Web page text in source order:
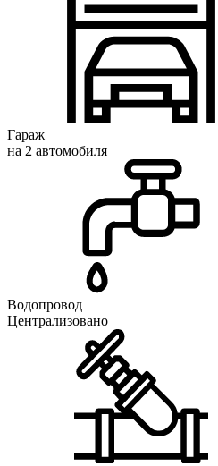
Гараж
на 2 автомобиля
Водопровод
Централизовано